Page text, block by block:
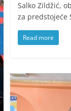
Salko Zildžić,
za predstojeće
Read more